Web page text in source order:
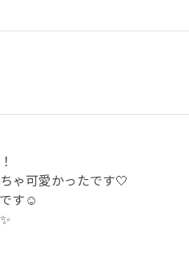
ゃ可愛かったです🤍
す☺️